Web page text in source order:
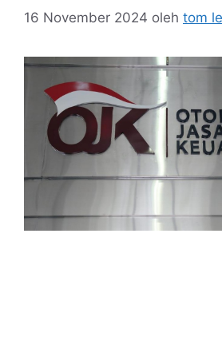
16 November 2024 oleh tom